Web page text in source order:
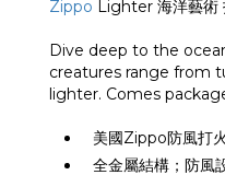
Zippo Lighter 海洋藝術
Dive deep to the
creatures range from
lighter. Comes
美國Zippo防風打
全金屬結構；防風